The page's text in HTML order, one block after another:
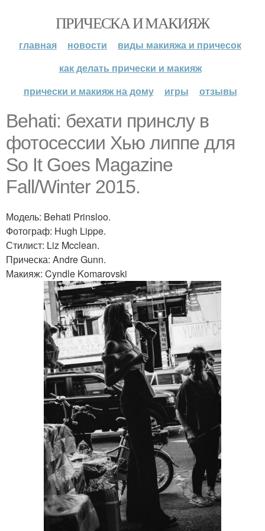
ПРИЧЕСКА И МАКИЯЖ
главная новости
виды макияжа и причесок
как делать прически и макияж
прически и макияж на дому
игры отзывы
Behati: бехати принслу в
фотосессии Хью липпе для
So It Goes Magazine
Fall/Winter 2015.
Модель: Behati Prinsloo.
Фотограф: Hugh Lippe.
Стилист: Liz Mcclean.
Прическа: Andre Gunn.
Макияж: Cyndle Komarovski